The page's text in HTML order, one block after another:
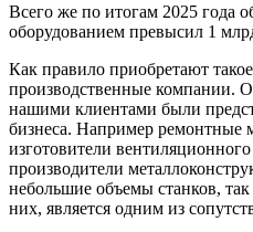
Всего же по итогам 2025 года
оборудованием превысил 1
Как правило приобретают
производственные компании.
нашими клиентами были
бизнеса. Например ремонтные
изготовители
производители
небольшие объемы станков, так
них, является одним из